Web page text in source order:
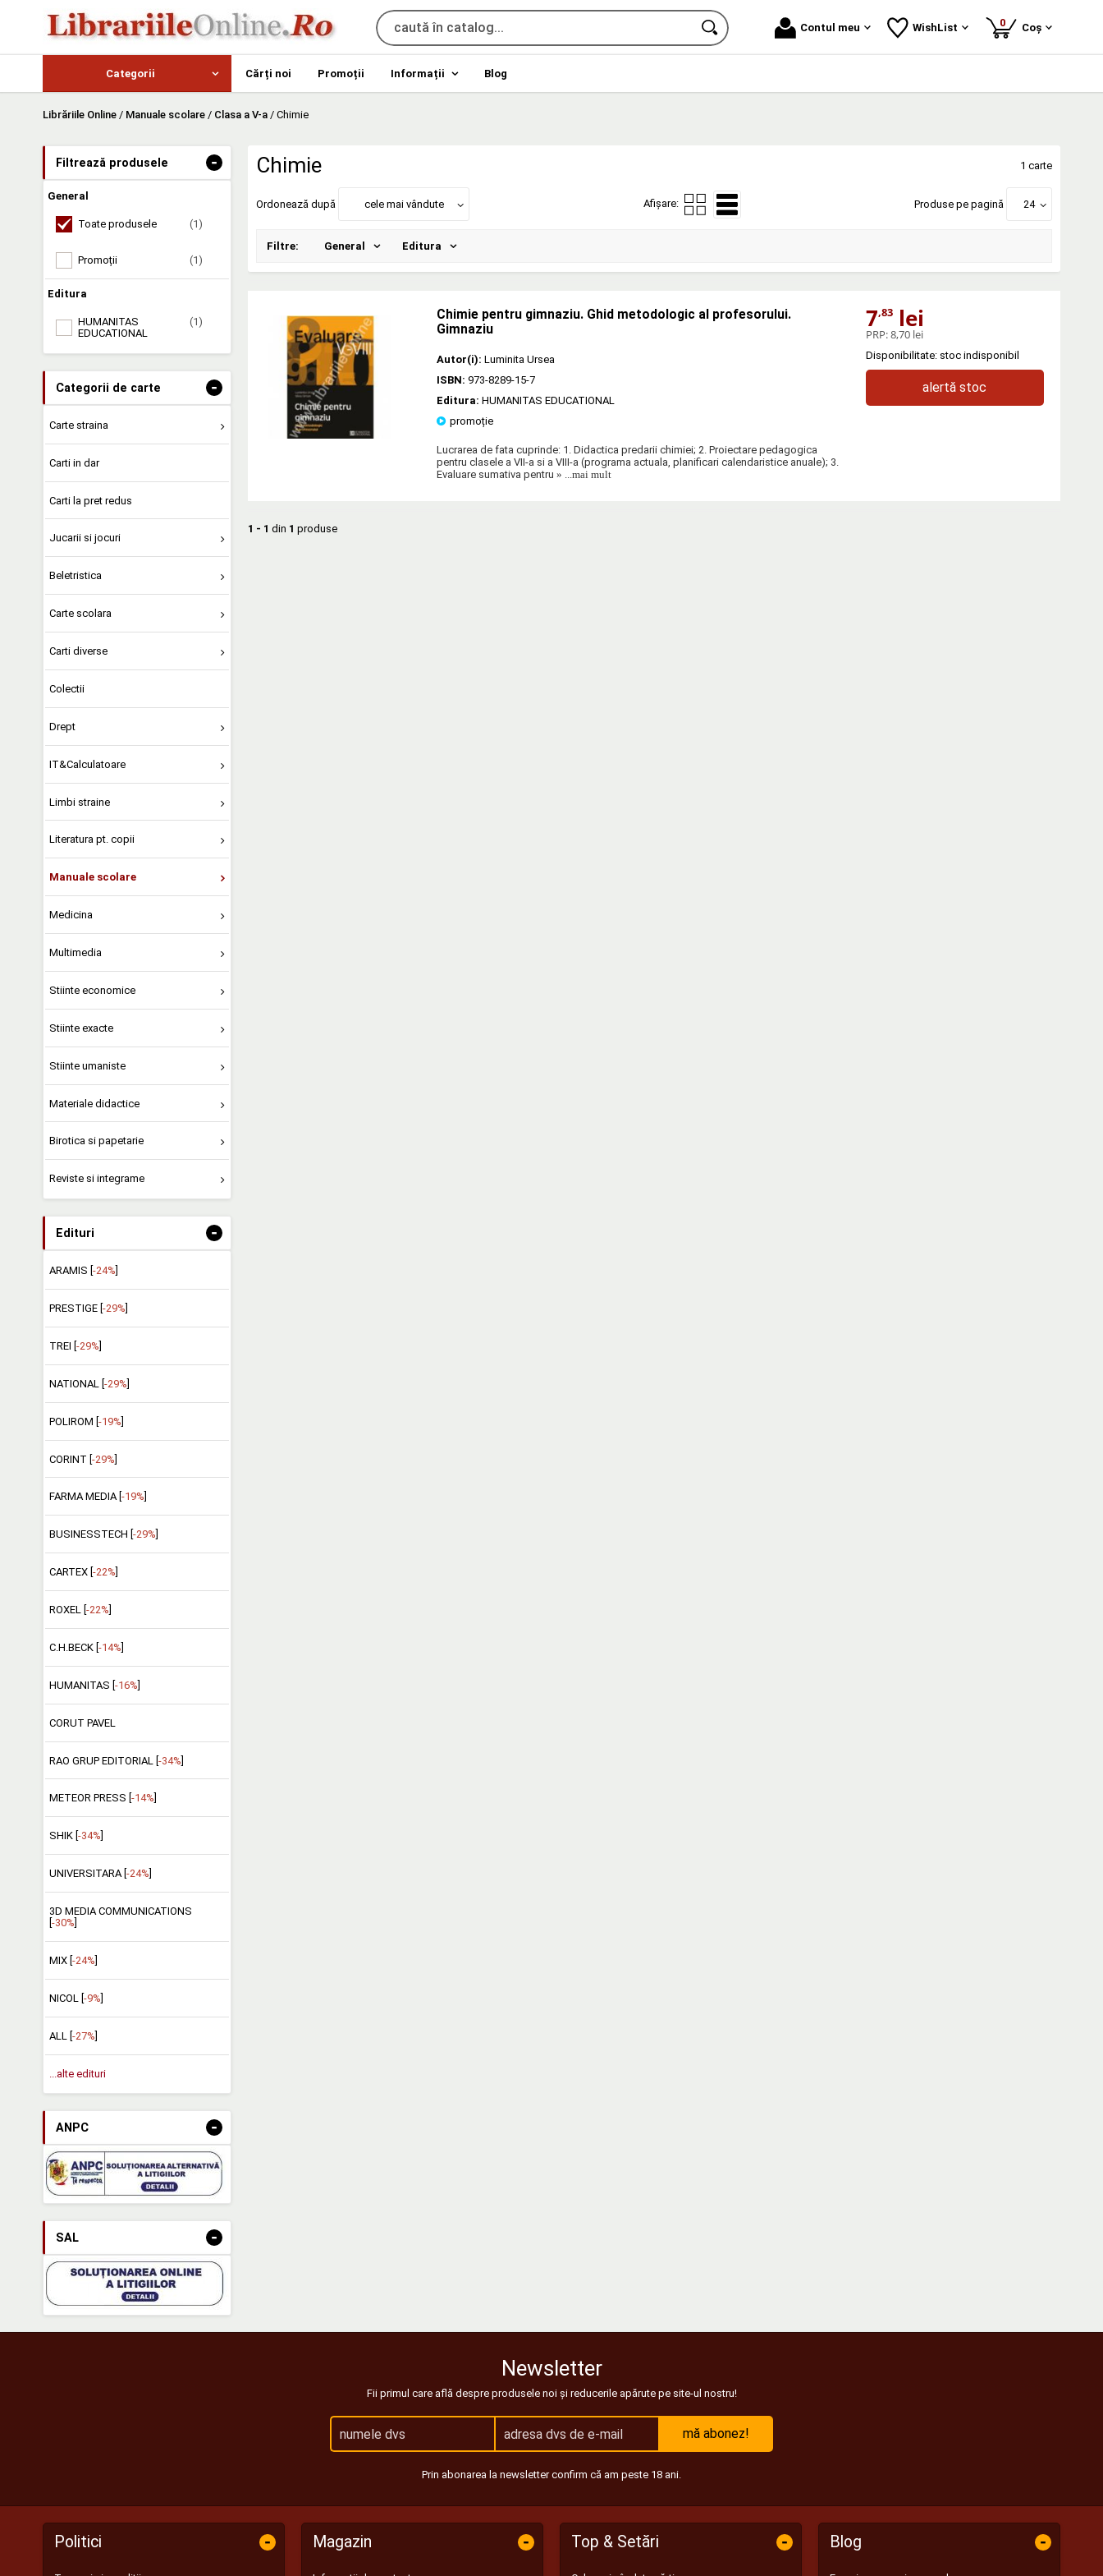
Contul meu WishList 0produse
Coș
Categorii Cărți noi Promoții Informații Blog
Librăriile Online / Manuale scolare / Clasa a V-a / Chimie
Filtrează produsele -
General
Toate produsele (1)
Promoții (1)
Editura
HUMANITAS
EDUCATIONAL
(1)
Categorii de carte -
Carte straina
Carti in dar
Carti la pret redus
Jucarii si jocuri
Beletristica
Carte scolara
Carti diverse
Colectii
Drept
IT&Calculatoare
Limbi straine
Literatura pt. copii
Manuale scolare
Medicina
Multimedia
Stiinte economice
Stiinte exacte
Stiinte umaniste
Materiale didactice
Birotica si papetarie
Reviste si integrame
Edituri -
ARAMIS [ -24%
PRESTIGE [ -29%
TREI [ -29%
NATIONAL [ -29%
POLIROM [-19%]
CORINT [-29%]
FARMA MEDIA [ -19%
BUSINESSTECH [ -29%
CARTEX [ -22%
ROXEL [ -22%
C.H.BECK [ -14%
HUMANITAS [ -16%
CORUT PAVEL
RAO GRUP EDITORIAL [-34%]
METEOR PRESS [ -14%
SHIK [ -34%
UNIVERSITARA [ -24%
3D MEDIA COMMUNICATIONS
-30%
MIX [ -24%
NICOL [ -9%
ALL [-27%]
...alte edituri
ANPC -
SAL -
Chimie 1 carte
Ordonează după cele mai vândute Afișare: Produse pe pagină 24
Filtre: General Editura
Chimie pentru gimnaziu. Ghid metodologic al profesorului.
Gimnaziu
Autor(i): Luminita Ursea
ISBN: 973-8289-15-7
Editura: HUMANITAS EDUCATIONAL
promoție
Lucrarea de fata cuprinde: 1. Didactica predarii chimiei; 2. Proiectare pedagogica
pentru clasele a VII-a si a VIII-a (programa actuala, planificari calendaristice anuale); 3.
Evaluare sumativa pentru » ...mai mult
7,83lei
PRP:8,70 lei
Disponibilitate: stoc indisponibil
alertă stoc
1 - 1 din 1 produse
Newsletter
Fii primul care află despre produsele noi și reducerile apărute pe site-ul nostru!
mă abonez!
Prin abonarea la newsletter confirm că am peste 18 ani.
Politici - Magazin - Top & Setări - Blog -